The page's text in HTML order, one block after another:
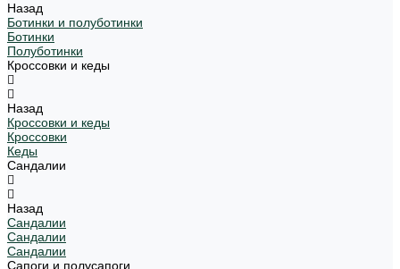
Назад
Ботинки и полуботинки
Ботинки
Полуботинки
Кроссовки и кеды
Назад
Кроссовки и кеды
Кроссовки
Кеды
Сандалии
Назад
Сандалии
Сандалии
Сандалии
Сапоги и полусапоги